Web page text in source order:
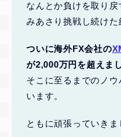
なんとか負けを取り
みあさり挑戦し続けた
ついに海外FX会社の
が2,000万円を超えま
そこに至るまでのノ
います。
ともに頑張っていきま